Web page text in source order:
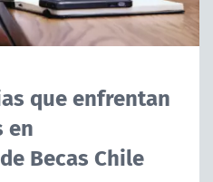
que enfrentan
en
Becas Chile